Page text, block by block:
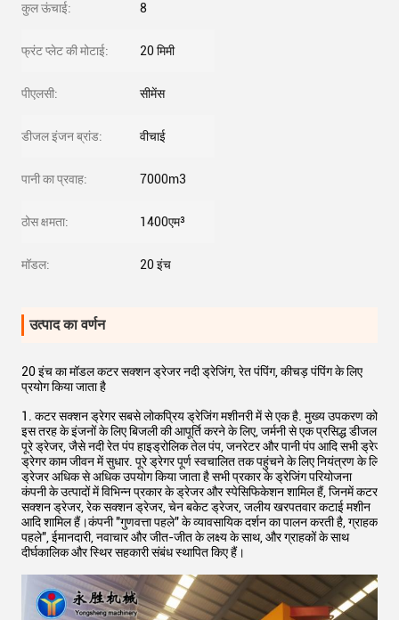
कुल ऊंचाई: 8
फ्रंट प्लेट की मोटाई: 20 मिमी
पीएलसी: सीमेंस
डीजल इंजन ब्रांड: वीचाई
पानी का प्रवाह: 7000m3
ठोस क्षमता: 1400एम³
मॉडल: 20 इंच
उत्पाद का वर्णन
20 इंच का मॉडल कटर सक्शन ड्रेजर नदी ड्रेजिंग, रेत पंपिंग, कीचड़ पंपिंग के लिए
प्रयोग किया जाता है
1. कटर सक्शन ड्रेगर सबसे लोकप्रिय ड्रेजिंग मशीनरी में से एक है. मुख्य उपकरण को
इस तरह के इंजनों के लिए बिजली की आपूर्ति करने के लिए, जर्मनी से एक प्रसिद्ध डीजल
पूरे ड्रेजर, जैसे नदी रेत पंप हाइड्रोलिक तेल पंप, जनरेटर और पानी पंप आदि सभी ड्रेजर
ड्रेगर काम जीवन में सुधार. पूरे ड्रेगर पूर्ण स्वचालित तक पहुंचने के लिए नियंत्रण के लिए
ड्रेजर अधिक से अधिक उपयोग किया जाता है सभी प्रकार के ड्रेजिंग परियोजना
कंपनी के उत्पादों में विभिन्न प्रकार के ड्रेजर और स्पेसिफिकेशन शामिल हैं, जिनमें कटर
सक्शन ड्रेजर, रेक सक्शन ड्रेजर, चेन बकेट ड्रेजर, जलीय खरपतवार कटाई मशीन
आदि शामिल हैं।कंपनी "गुणवत्ता पहले" के व्यावसायिक दर्शन का पालन करती है, ग्राहक
पहले", ईमानदारी, नवाचार और जीत-जीत के लक्ष्य के साथ, और ग्राहकों के साथ
दीर्घकालिक और स्थिर सहकारी संबंध स्थापित किए हैं।